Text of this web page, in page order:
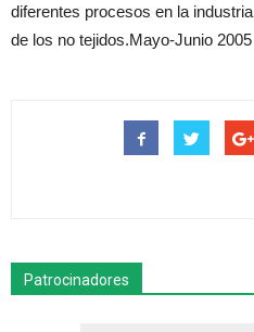
diferentes procesos en la industria
de los no tejidos.Mayo-Junio 2005
Patrocinadores